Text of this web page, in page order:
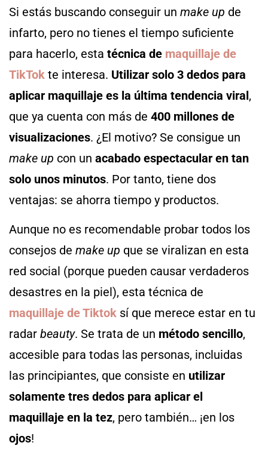
Si estás buscando conseguir un make up de
infarto, pero no tienes el tiempo suficiente
para hacerlo, esta técnica de maquillaje de
TikTok te interesa. Utilizar solo 3 dedos para
aplicar maquillaje es la última tendencia viral,
que ya cuenta con más de 400 millones de
visualizaciones. ¿El motivo? Se consigue un
make up con un acabado espectacular en tan
solo unos minutos. Por tanto, tiene dos
ventajas: se ahorra tiempo y productos.
Aunque no es recomendable probar todos los
consejos de make up que se viralizan en esta
red social (porque pueden causar verdaderos
desastres en la piel), esta técnica de
maquillaje de Tiktok sí que merece estar en tu
radar beauty. Se trata de un método sencillo,
accesible para todas las personas, incluidas
las principiantes, que consiste en utilizar
solamente tres dedos para aplicar el
maquillaje en la tez, pero también… ¡en los
ojos!